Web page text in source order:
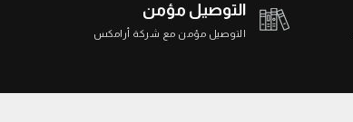
التوصيل مؤمن
التوصيل مؤمن مع شركة أرامكس